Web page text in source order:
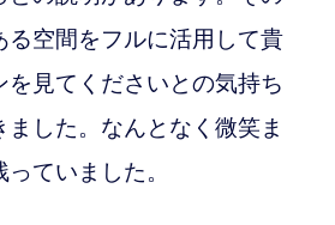
る空間をフルに活用して貴
を見てくださいとの気持ち
ました。なんとなく微笑ま
ていました。